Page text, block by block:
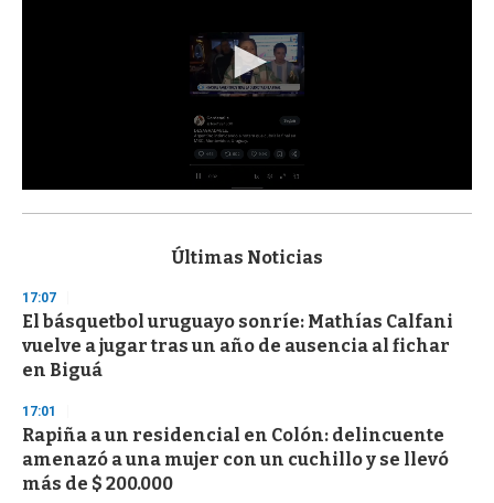
s
d
s
o
f
3
s
e
c
o
n
Últimas Noticias
17:07
El básquetbol uruguayo sonríe: Mathías Calfani
vuelve a jugar tras un año de ausencia al fichar
en Biguá
17:01
Rapiña a un residencial en Colón: delincuente
amenazó a una mujer con un cuchillo y se llevó
más de $ 200.000